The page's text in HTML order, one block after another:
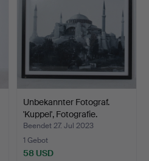
Unbekannter Fotograf.
'Kuppel', Fotografie.
Beendet 27. Jul 2023
1 Gebot
58 USD